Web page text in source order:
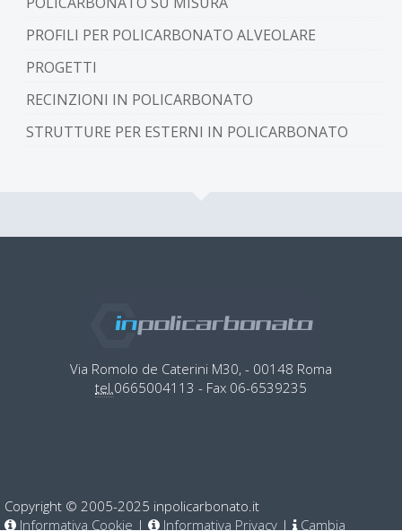
PROFILI PER POLICARBONATO ALVEOLARE
PROGETTI
RECINZIONI IN POLICARBONATO
STRUTTURE PER ESTERNI IN POLICARBONATO
Via Romolo de Caterini M30, - 00148 Roma
tel.0665004113 - Fax 06-6539235
Copyright © 2005-2025 inpolicarbonato.it
Informativa Cookie | Informativa Privacy | Cambia